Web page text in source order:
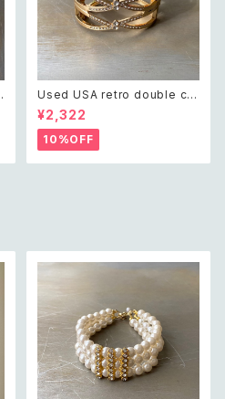
Used USA retro double cro
ss crystal bijou bangle レト
ロ アメリカ ユーズド アクセサリ
ー ゴールド ダブル クロス ビジ
ュー バングル
¥2,322
10%OFF